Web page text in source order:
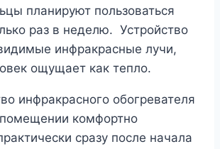
планируют пользоваться
раз в неделю. Устройство
инфракрасные лучи,
ощущает как тепло.
инфракрасного обогревателя
комфортно
сразу после начала